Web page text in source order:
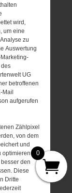
wird,
um eine
zu
Auswertung
des
UG
betroffenen
aufgerufen
Zählpixel
von dem
und
optimieren
den
Diese
Dritte
0